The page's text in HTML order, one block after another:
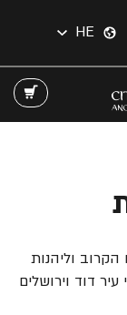
HE
וליהנות
דוד וירושלים